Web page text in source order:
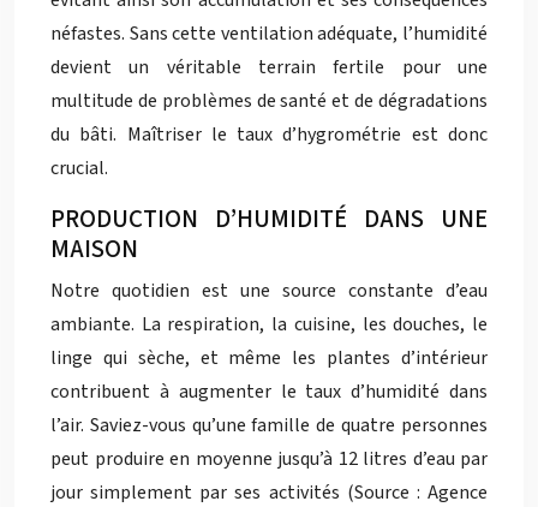
néfastes. Sans cette ventilation adéquate, l’humidité
devient un véritable terrain fertile pour une
multitude de problèmes de santé et de dégradations
du bâti. Maîtriser le taux d’hygrométrie est donc
crucial.
PRODUCTION D’HUMIDITÉ DANS UNE
MAISON
Notre quotidien est une source constante d’eau
ambiante. La respiration, la cuisine, les douches, le
linge qui sèche, et même les plantes d’intérieur
contribuent à augmenter le taux d’humidité dans
l’air. Saviez-vous qu’une famille de quatre personnes
peut produire en moyenne jusqu’à 12 litres d’eau par
jour simplement par ses activités (Source : Agence